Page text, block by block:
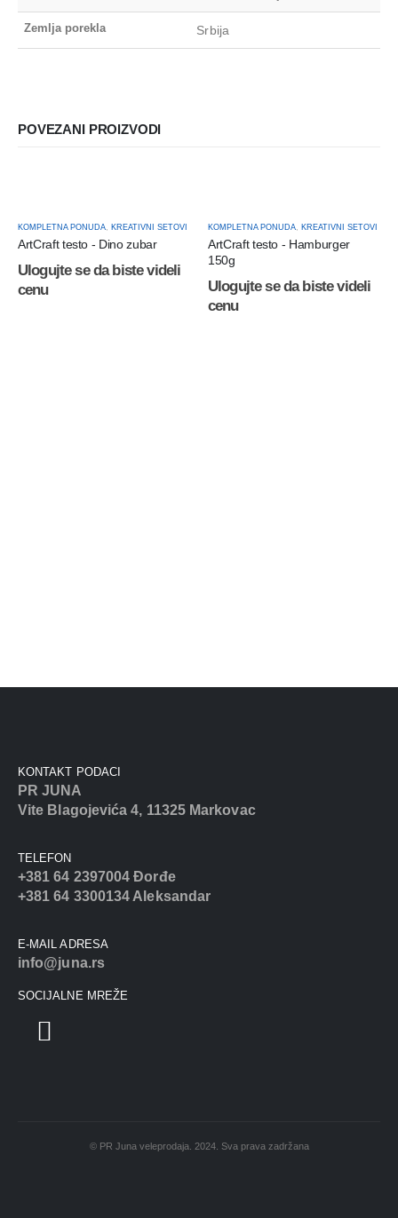
Zemlja porekla Srbija
POVEZANI PROIZVODI
KOMPLETNA PONUDA KREATIVNI SETOVI
ArtCraft testo - Dino zubar
Ulogujte se da biste videli
cenu
KOMPLETNA PONUDA KREATIVNI SETOVI
ArtCraft testo - Hamburger
150g
Ulogujte se da biste videli
cenu
KONTAKT PODACI
PR JUNA
Vite Blagojevića 4, 11325 Markovac
TELEFON
+381 64 2397004 Đorđe
+381 64 3300134 Aleksandar
E-MAIL ADRESA
info@juna.rs
SOCIJALNE MREŽE
© PR Juna veleprodaja. 2024. Sva prava zadržana